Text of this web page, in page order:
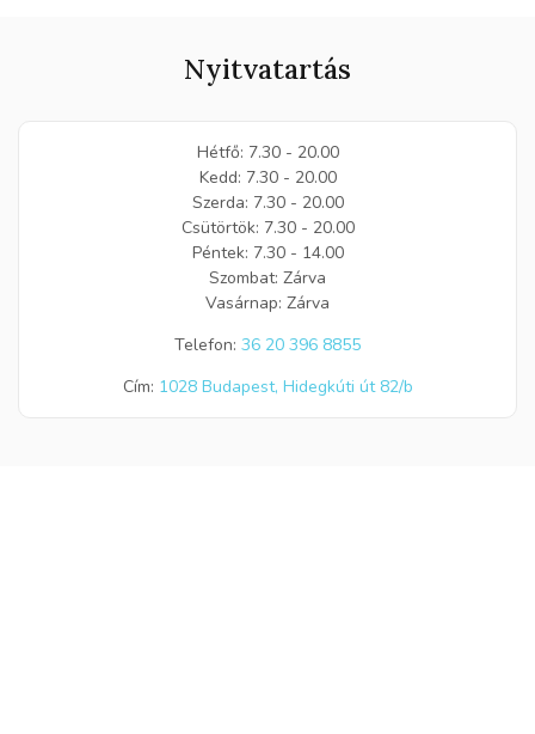
Nyitvatartás
Hétfő: 7.30 - 20.00
Kedd: 7.30 - 20.00
Szerda: 7.30 - 20.00
Csütörtök: 7.30 - 20.00
Péntek: 7.30 - 14.00
Szombat: Zárva
Vasárnap: Zárva
Telefon: 36 20 396 8855
Cím: 1028 Budapest, Hidegkúti út 82/b